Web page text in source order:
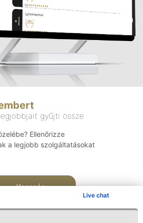
Live chat
gyűjti össze
Ellenőrizze
a legjobb szolgáltatásokat
Keresés